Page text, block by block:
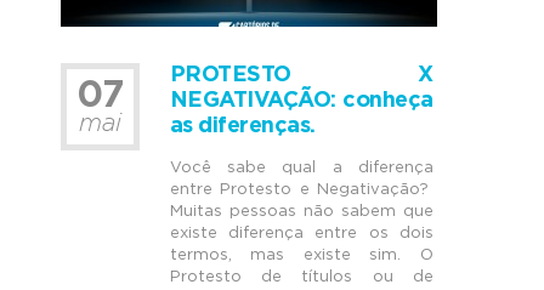
07
mai
PROTESTO X
NEGATIVAÇÃO: conheça
as diferenças.
Você sabe qual a diferença
entre Protesto e Negativação?
Muitas pessoas não sabem que
existe diferença entre os dois
termos, mas existe sim. O
Protesto de títulos ou de